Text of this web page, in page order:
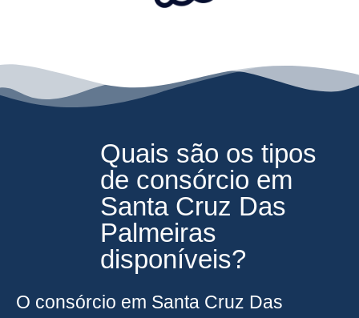
Quais são os tipos
de consórcio em
Santa Cruz Das
Palmeiras
disponíveis?
O consórcio em Santa Cruz Das